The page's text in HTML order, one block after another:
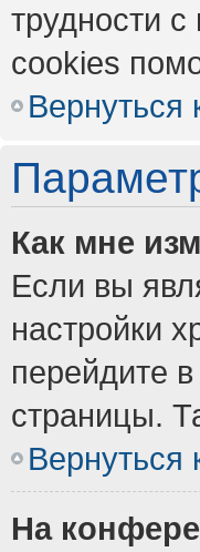
трудности
cookies
Вернуться
Как мне
Если вы
настройки
перейдите
страницы.
Вернуться
На